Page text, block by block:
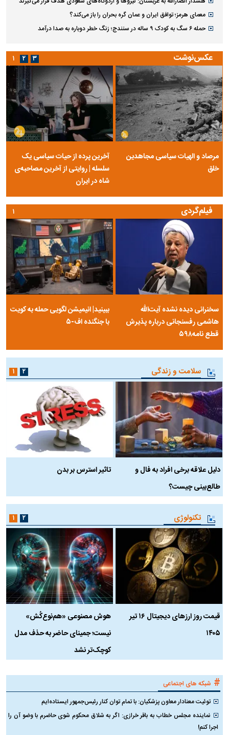
معمای هرمز؛ توافق ایران و عمان گره بحران را باز می‌کند؟
حمله ۶ سگ به کودک ۹ ساله در سنندج؛ زنگ خطر دوباره به صدا درآمد
عکس‌نوشت
مرصاد و الهیات سیاسی مجاهدین
خلق
آخرین پرده از حیات سیاسی یک
سلسله | روایتی از آخرین مصاحبه‌ی
شاه در ایران
۱ ۲ ۳
فیلم‌گردی
سخنرانی دیده نشده آیت‌الله
هاشمی رفسنجانی درباره پذیرش
قطع نامه۵۹۸
ببینید| انیمیشن لگویی حمله به کویت
با جنگنده اف-۵
۱
سلامت و زندگی
دلیل علاقه برخی افراد به فال و
طالع‌بینی چیست؟
تاثیر استرس بر بدن
۱ ۲
تکنولوژی
قیمت روز ارز‌های دیجیتال ۱۶ تیر
۱۴۰۵
هوش مصنوعی «هم‌نوع‌کُش»
نیست؛ جمینای حاضر به حذف مدل
کوچک‌تر نشد
۱ ۲
# شبکه های اجتماعی
توئیت معنادار معاون پزشکیان: با تمام توان کنار رئیس‌جمهور ایستاده‌ایم
نماینده مجلس خطاب به باقر خرازی: اگر به شلاق محکوم شوی حاضرم با وضو آن را
اجرا کنم!